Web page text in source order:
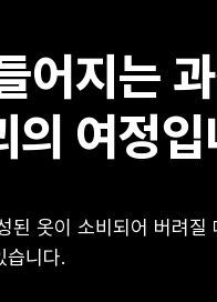
어지는
의 여정
된 옷이 소비되어 버려질
습니다.